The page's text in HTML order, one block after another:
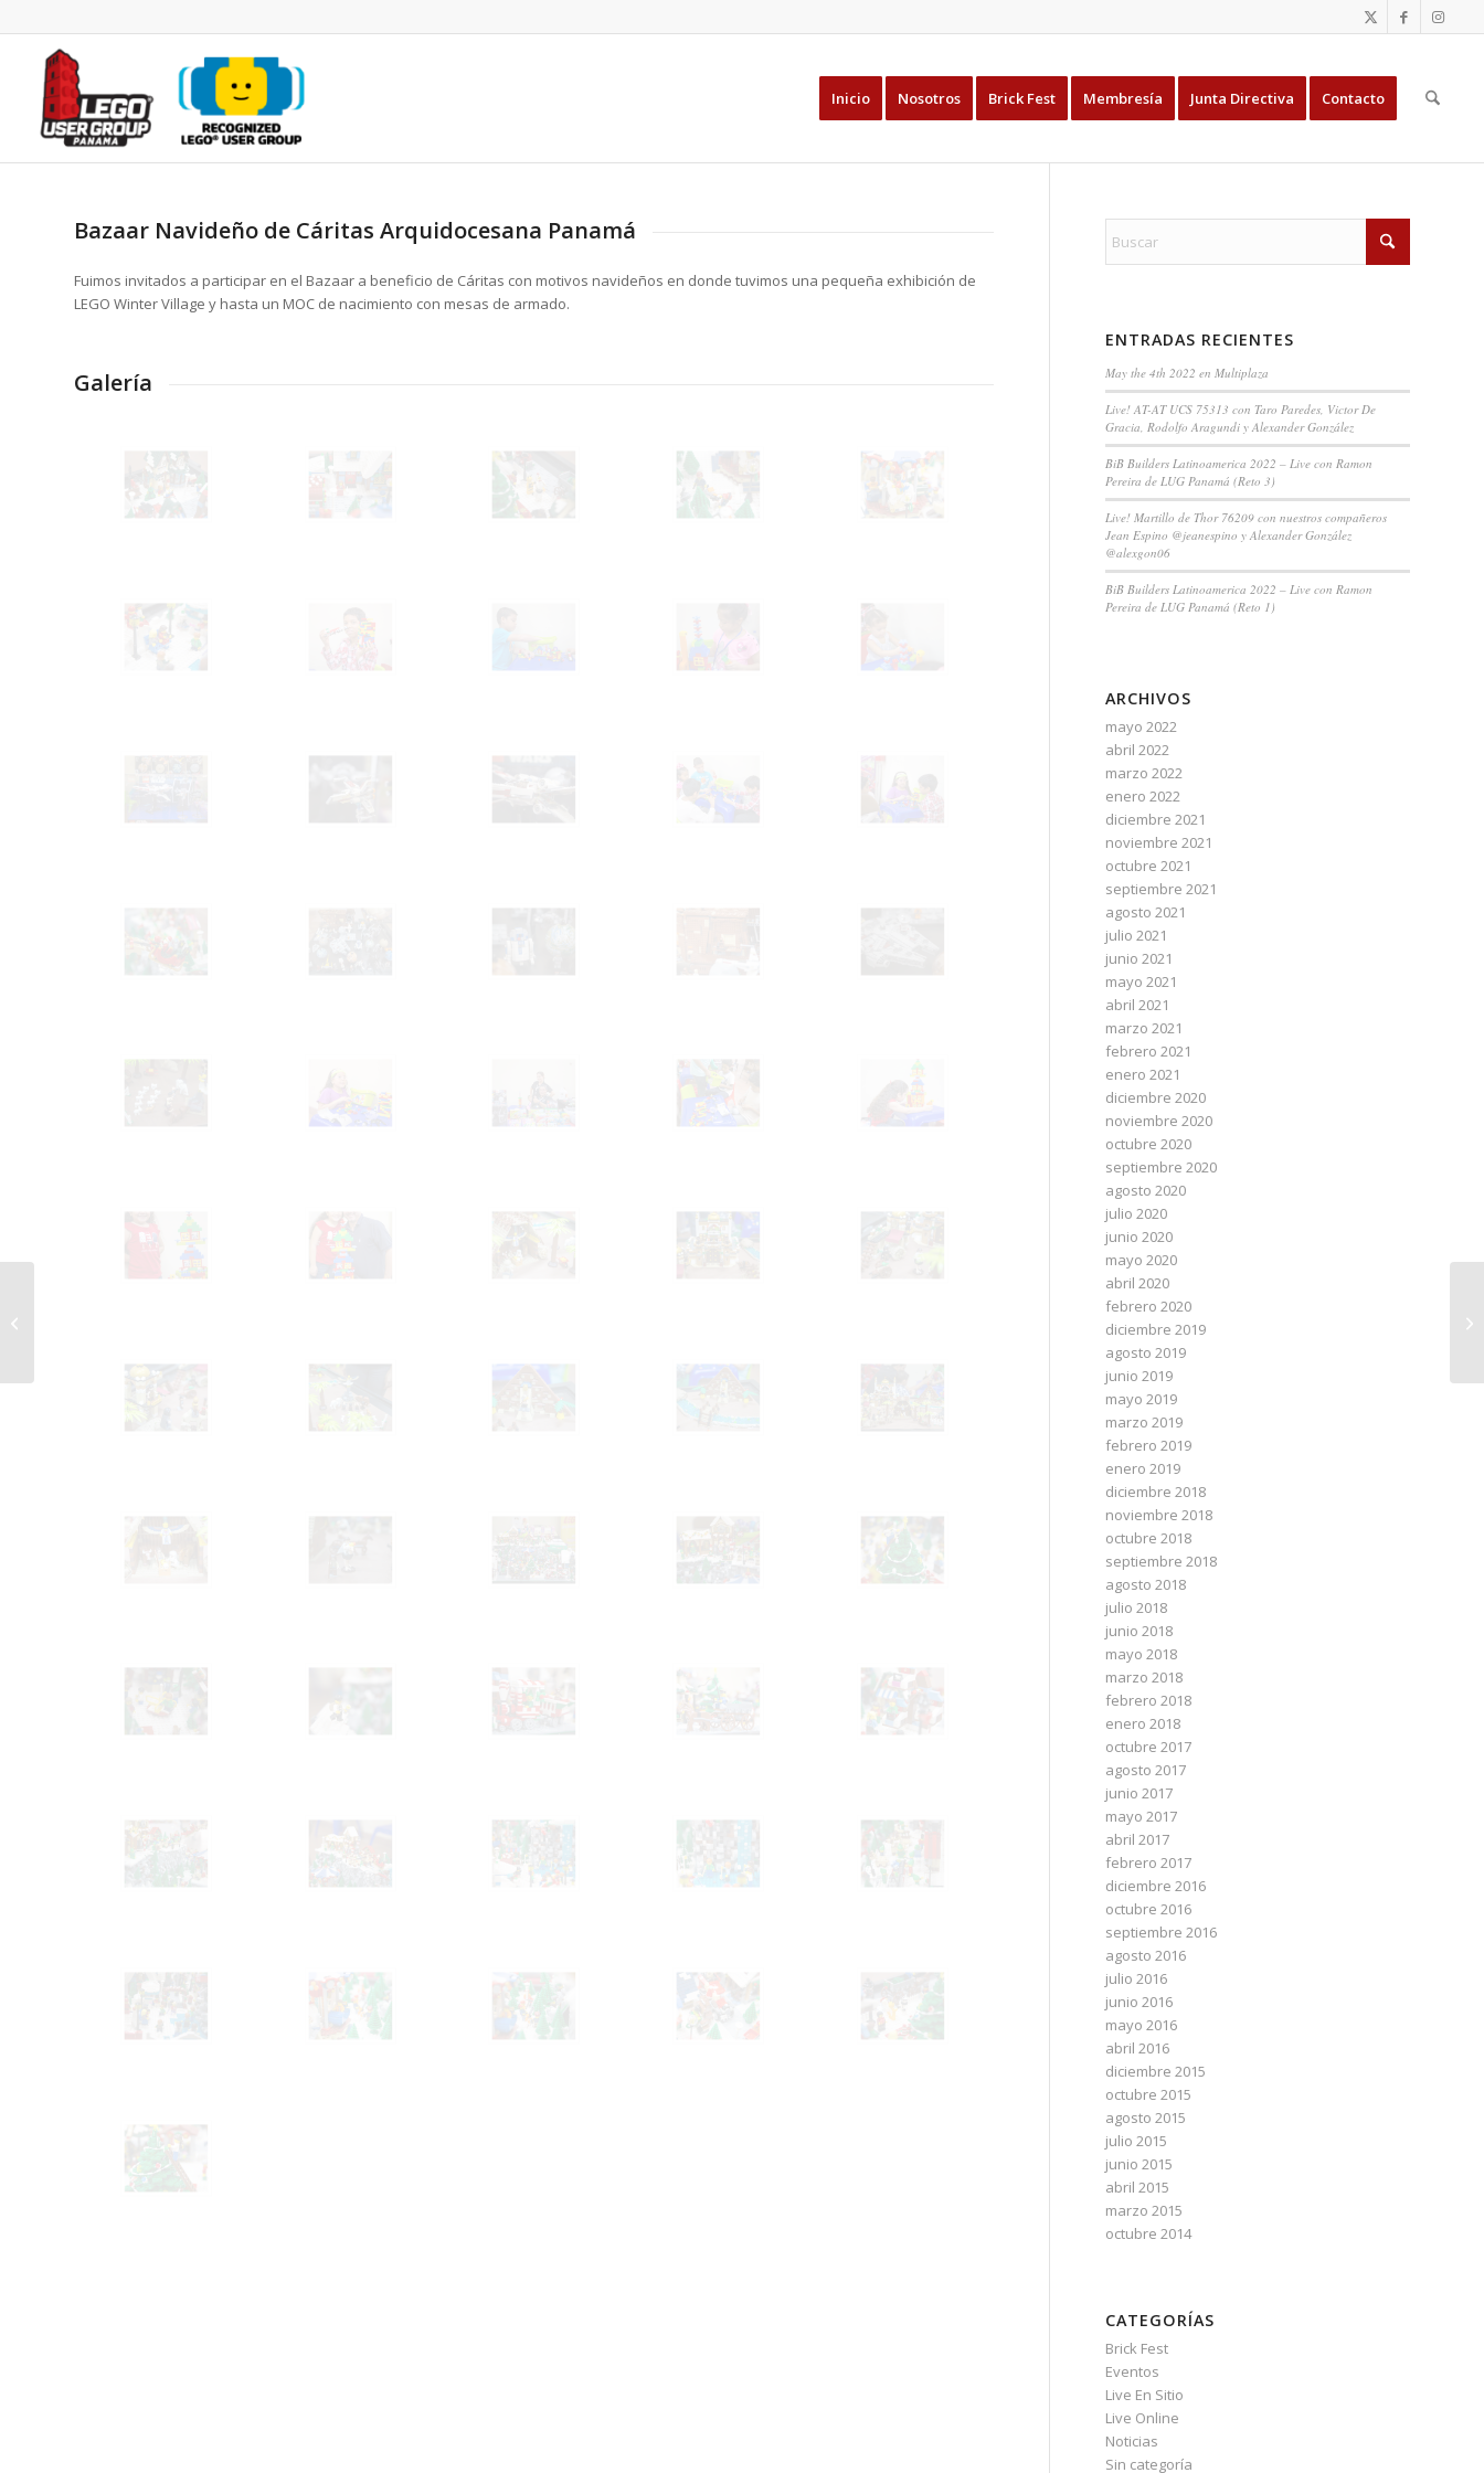
Inicio Nosotros Brick Fest Membresía Junta Directiva Contacto
Bazaar Navideño de Cáritas Arquidocesana Panamá
Fuimos invitados a participar en el Bazaar a beneficio de Cáritas con motivos navideños en donde tuvimos una pequeña exhibición de
LEGO Winter Village y hasta un MOC de nacimiento con mesas de armado.
Galería
ENTRADAS RECIENTES
May the 4th 2022 en Multiplaza
Live! AT-AT UCS 75313 con Taro Paredes, Victor De
Gracia, Rodolfo Aragundi y Alexander González
BiB Builders Latinoamerica 2022 – Live con Ramon
Pereira de LUG Panamá (Reto 3)
Live! Martillo de Thor 76209 con nuestros compañeros
Jean Espino @jeanespino y Alexander González
@alexgon06
BiB Builders Latinoamerica 2022 – Live con Ramon
Pereira de LUG Panamá (Reto 1)
ARCHIVOS
mayo 2022
abril 2022
marzo 2022
enero 2022
diciembre 2021
noviembre 2021
octubre 2021
septiembre 2021
agosto 2021
julio 2021
junio 2021
mayo 2021
abril 2021
marzo 2021
febrero 2021
enero 2021
diciembre 2020
noviembre 2020
octubre 2020
septiembre 2020
agosto 2020
julio 2020
junio 2020
mayo 2020
abril 2020
febrero 2020
diciembre 2019
agosto 2019
junio 2019
mayo 2019
marzo 2019
febrero 2019
enero 2019
diciembre 2018
noviembre 2018
octubre 2018
septiembre 2018
agosto 2018
julio 2018
junio 2018
mayo 2018
marzo 2018
febrero 2018
enero 2018
octubre 2017
agosto 2017
junio 2017
mayo 2017
abril 2017
febrero 2017
diciembre 2016
octubre 2016
septiembre 2016
agosto 2016
julio 2016
junio 2016
mayo 2016
abril 2016
diciembre 2015
octubre 2015
agosto 2015
julio 2015
junio 2015
abril 2015
marzo 2015
octubre 2014
CATEGORÍAS
Brick Fest
Eventos
Live En Sitio
Live Online
Noticias
Sin categoría